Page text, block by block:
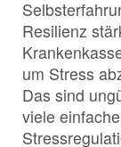
Resilienz
um Stress
Das sind
viele